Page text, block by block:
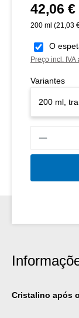
Preço normal:
42,06 €
200 ml (21,03
O
Preço incl.
Variantes
Cristalino após